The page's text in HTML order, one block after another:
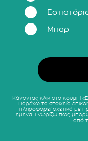
Μπαρ
Κάνοντας κλικ στο κουμπί
Παρέχω τα στοιχεία
πληροφορεί σχετικά με
εμένα. Γνωρίζω πως
από